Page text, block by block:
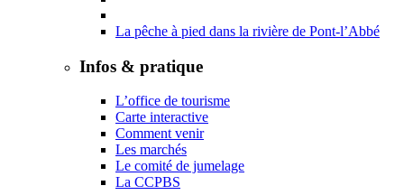
La pêche à pied dans la rivière de Pont-l’Abbé
Infos & pratique
L’office de tourisme
Carte interactive
Comment venir
Les marchés
Le comité de jumelage
La CCPBS